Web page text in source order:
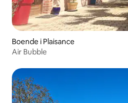
Boende i Plaisance
Air Bubble